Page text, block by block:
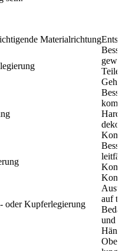
Materialrichtung
Teile
oder Kupferlegierung
auf
und